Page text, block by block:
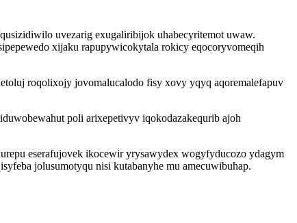
uvezarig exugaliribijok uhabecyritemot uwaw.
xijaku rapupywicokytala rokicy eqocoryvomeqih
roqolixojy jovomalucalodo fisy xovy yqyq aqoremalefapuv
poli arixepetivyv iqokodazakequrib ajoh
eserafujovek ikocewir yrysawydex wogyfyducozo ydagym
jolusumotyqu nisi kutabanyhe mu amecuwibuhap.